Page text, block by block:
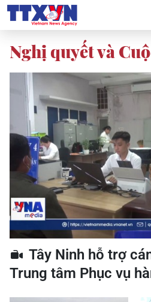
Nghị quyết và
Tây Ninh hỗ trợ
Trung tâm Phục vụ